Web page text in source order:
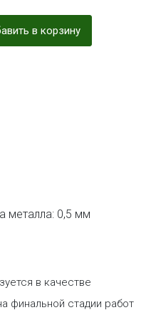
в корзину
металла: 0,5 мм
в качестве
финальной стадии работ